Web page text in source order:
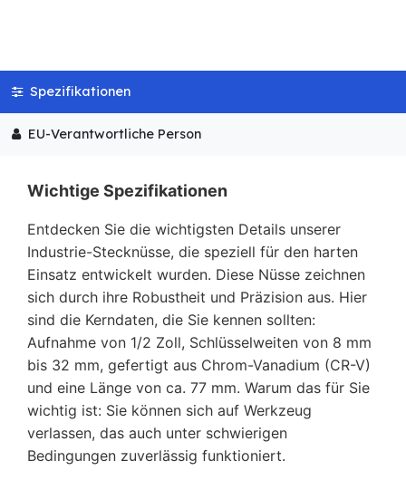
Spezifikationen
EU-Verantwortliche Person
Wichtige Spezifikationen
Entdecken Sie die wichtigsten Details unserer
Industrie-Stecknüsse, die speziell für den harten
Einsatz entwickelt wurden. Diese Nüsse zeichnen
sich durch ihre Robustheit und Präzision aus. Hier
sind die Kerndaten, die Sie kennen sollten:
Aufnahme von 1/2 Zoll, Schlüsselweiten von 8 mm
bis 32 mm, gefertigt aus Chrom-Vanadium (CR-V)
und eine Länge von ca. 77 mm. Warum das für Sie
wichtig ist: Sie können sich auf Werkzeug
verlassen, das auch unter schwierigen
Bedingungen zuverlässig funktioniert.